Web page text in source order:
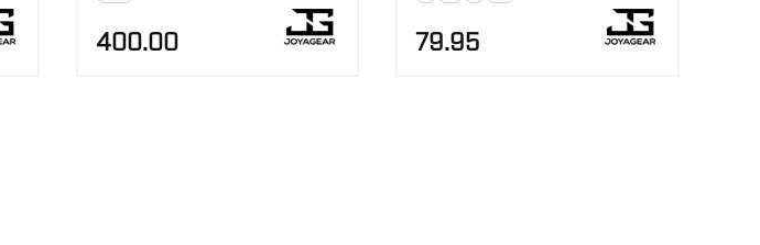
400.00 79.95